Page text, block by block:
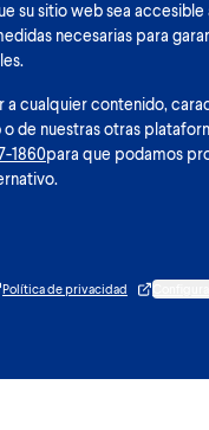
su sitio web sea accesible
necesarias para
a cualquier contenido,
de nuestras otras
1860para que podamos
Política de privacidad